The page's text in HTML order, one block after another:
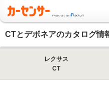
CTとデボネアのカタログ情
レクサス
CT